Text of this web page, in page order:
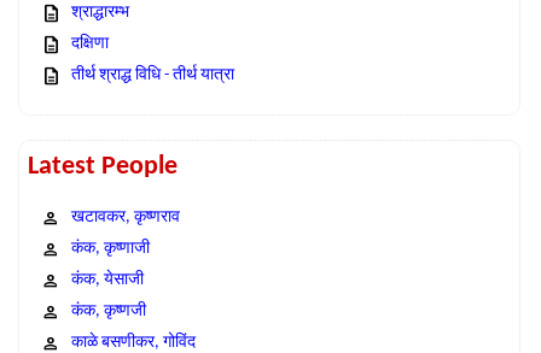
श्राद्धारम्भ
दक्षिणा
तीर्थ श्राद्ध विधि - तीर्थ यात्रा
Latest People
खटावकर, कृष्णराव
कंक, कृष्णाजी
कंक, येसाजी
कंक, कृष्णजी
काळे बसणीकर, गोविंद